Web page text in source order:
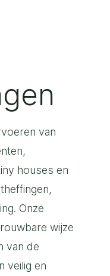
van
houses en
Onze
wijze
van de
veilig en